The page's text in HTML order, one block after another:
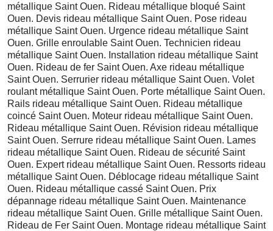
métallique Saint Ouen. Rideau métallique bloqué Saint
Ouen. Devis rideau métallique Saint Ouen. Pose rideau
métallique Saint Ouen. Urgence rideau métallique Saint
Ouen. Grille enroulable Saint Ouen. Technicien rideau
métallique Saint Ouen. Installation rideau métallique Saint
Ouen. Rideau de fer Saint Ouen. Axe rideau métallique
Saint Ouen. Serrurier rideau métallique Saint Ouen. Volet
roulant métallique Saint Ouen. Porte métallique Saint Ouen.
Rails rideau métallique Saint Ouen. Rideau métallique
coincé Saint Ouen. Moteur rideau métallique Saint Ouen.
Rideau métallique Saint Ouen. Révision rideau métallique
Saint Ouen. Serrure rideau métallique Saint Ouen. Lames
rideau métallique Saint Ouen. Rideau de sécurité Saint
Ouen. Expert rideau métallique Saint Ouen. Ressorts rideau
métallique Saint Ouen. Déblocage rideau métallique Saint
Ouen. Rideau métallique cassé Saint Ouen. Prix
dépannage rideau métallique Saint Ouen. Maintenance
rideau métallique Saint Ouen. Grille métallique Saint Ouen.
Rideau de Fer Saint Ouen. Montage rideau métallique Saint